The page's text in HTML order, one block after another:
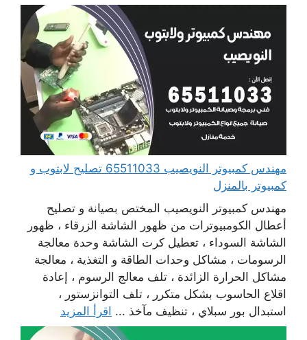
مهندس كمبيوتر النويصيب 65511033 تصليح لابتوب و
كمبيوتر بالمنزل
مهندس كمبيوتر النويصيب المختص بصيانة و تصليح
أعطال الكومبيوترات من ظهور الشاشة الزرقاء ، ظهور
الشاشة السوداء ، تعطيل كرت الشاشة وحدة معالجة
الرسومات ، مشاكل وحدات الطاقة و التغذية ، معالجة
مشاكل الحرارة الزائدة ، تلف معالج الرسوم ، إعادة
اقلاع الحاسوب بشكل متكرر ، تلف التوانزستور ،
استبدال بور سبلاي ، تنظيف مآخذ ... اقرأ المزيد